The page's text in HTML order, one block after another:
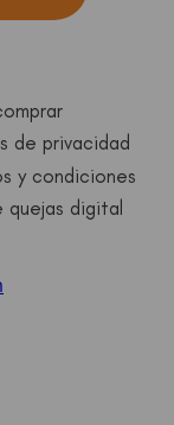
de privacidad
y condiciones
quejas digital